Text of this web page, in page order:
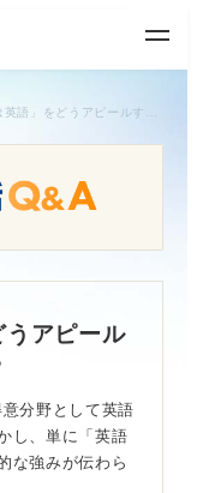
うアピール
分野として英語
し、単に「英語
な強みが伝わら